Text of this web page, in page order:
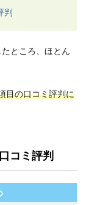
判
ところ、ほとん
目の口コミ評判に
コミ評判